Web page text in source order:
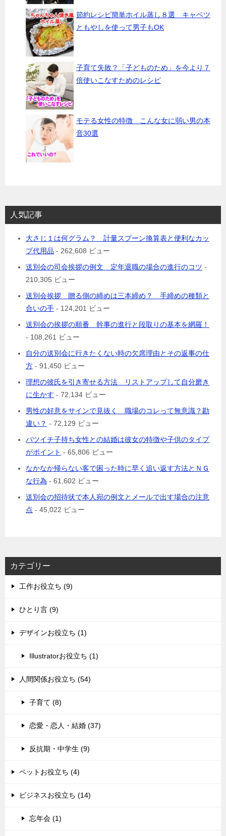
節約レシピ簡単ホイル蒸し８選 キャベツ
ともやしを使って男子もOK
子育て失敗？「子どものため」を今より７
倍使いこなすためのレシピ
モテる女性の特徴 こんな女に弱い男の本
音30選
人気記事
大さじ１は何グラム？ 計量スプーン換算表と便利なカッ
プ代用品 - 262,608 ビュー
送別会の司会挨拶の例文 定年退職の場合の進行のコツ -
210,305 ビュー
送別会挨拶 贈る側の締めは三本締め？ 手締めの種類と
合いの手 - 124,201 ビュー
送別会の挨拶の順番 幹事の進行と段取りの基本を網羅！
- 108,261 ビュー
自分の送別会に行きたくない時の欠席理由とその返事の仕
方 - 91,450 ビュー
理想の彼氏を引き寄せる方法 リストアップして自分磨き
に生かす - 72,134 ビュー
男性の好意をサインで見抜く 職場のコレって無意識？勘
違い？ - 72,129 ビュー
バツイチ子持ち女性との結婚は彼女の特徴や子供のタイプ
がポイント - 65,806 ビュー
なかなか帰らない客で困った時に早く追い返す方法とＮＧ
な行為 - 61,602 ビュー
送別会の招待状で本人宛の例文とメールで出す場合の注意
点 - 45,022 ビュー
カテゴリー
工作お役立ち (9)
ひとり言 (9)
デザインお役立ち (1)
Illustratorお役立ち (1)
人間関係お役立ち (54)
子育て (8)
恋愛・恋人・結婚 (37)
反抗期・中学生 (9)
ペットお役立ち (4)
ビジネスお役立ち (14)
忘年会 (1)